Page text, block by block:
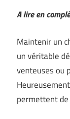
A lire en
Maintenir un
un véritable
venteuses ou
permettent